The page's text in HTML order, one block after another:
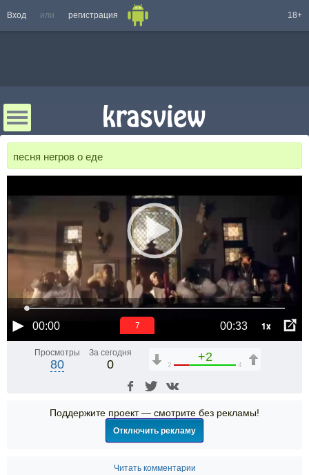
Вход или регистрация 18+
песня негров о еде
00:00 00:33 1x
7
Просмотры
80
За сегодня
0
+2
2 4
Поддержите проект — смотрите без рекламы!
Отключить рекламу
Читать комментарии